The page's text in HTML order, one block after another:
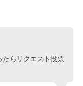
たらリクエスト投票